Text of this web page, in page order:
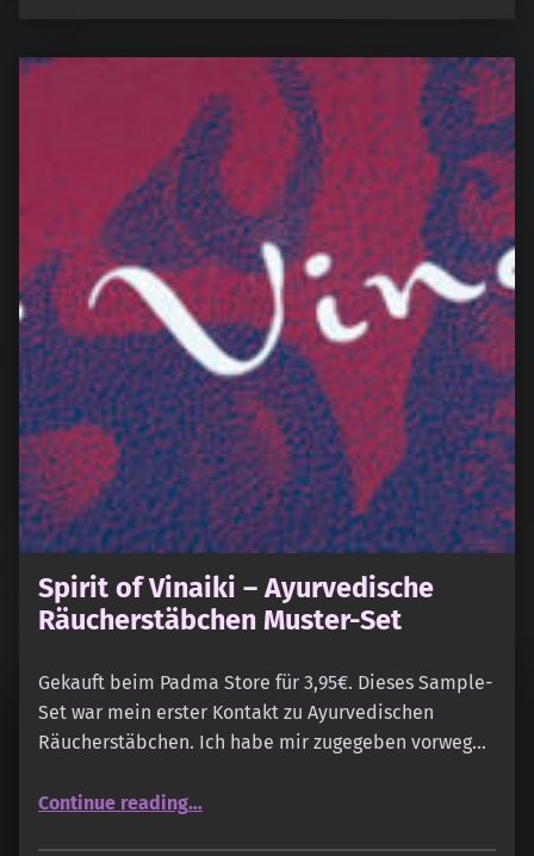
Spirit of Vinaiki – Ayurvedische
Räucherstäbchen Muster-Set
Gekauft beim Padma Store für 3,95€. Dieses Sample-
Set war mein erster Kontakt zu Ayurvedischen
Räucherstäbchen. Ich habe mir zugegeben vorweg…
Continue reading“Spirit of Vinaiki – Ayurvedische Räucherstäbchen Muster-Set”
…